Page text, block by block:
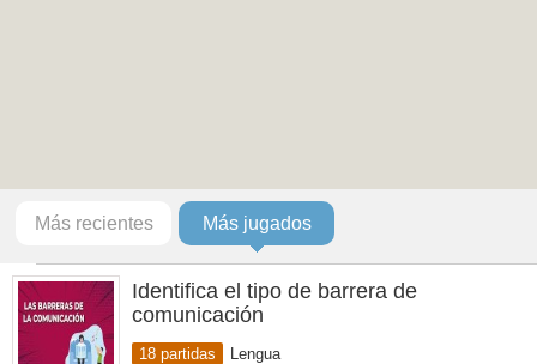
Más recientes Más jugados
Identifica el tipo de barrera de
comunicación
18 partidas Lengua